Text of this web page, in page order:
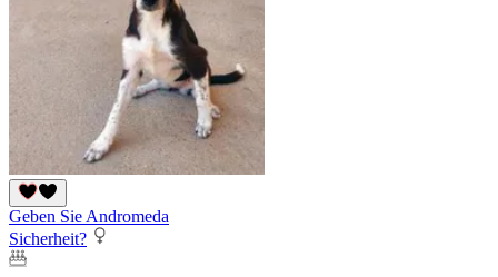
Geben Sie Andromeda
Sicherheit?